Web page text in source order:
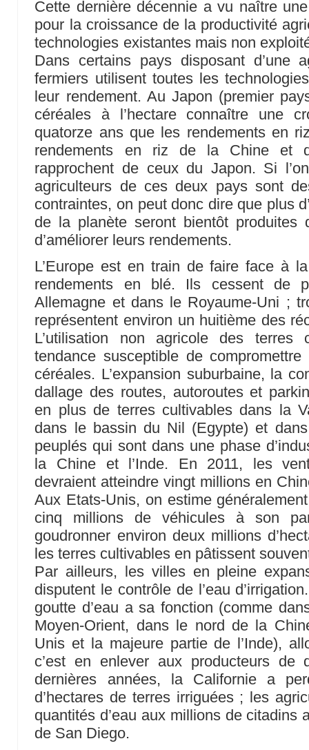
Cette dernière décennie a vu naître
pour la croissance de la productivité
technologies existantes mais non
Dans certains pays disposant d’une
fermiers utilisent toutes les
leur rendement. Au Japon (premier
céréales à l’hectare connaître une
quatorze ans que les rendements en
rendements en riz de la Chine et
rapprochent de ceux du Japon. Si
agriculteurs de ces deux pays sont
contraintes, on peut donc dire que plus
de la planète seront bientôt produites
d’améliorer leurs rendements.
L’Europe est en train de faire face à
rendements en blé. Ils cessent de
Allemagne et dans le Royaume-Uni ;
représentent environ un huitième des
L’utilisation non agricole des terres
tendance susceptible de
céréales. L’expansion suburbaine, la
dallage des routes, autoroutes et
en plus de terres cultivables dans la
dans le bassin du Nil (Egypte) et dans
peuplés qui sont dans une phase
la Chine et l’Inde. En 2011, les
devraient atteindre vingt millions en
Aux Etats-Unis, on estime
cinq millions de véhicules à son
goudronner environ deux millions
les terres cultivables en pâtissent
Par ailleurs, les villes en pleine
disputent le contrôle de l’eau
goutte d’eau a sa fonction (comme
Moyen-Orient, dans le nord de la
Unis et la majeure partie de l’Inde),
c’est en enlever aux producteurs de
dernières années, la Californie a
d’hectares de terres irriguées ; les
quantités d’eau aux millions de citadins
de San Diego.